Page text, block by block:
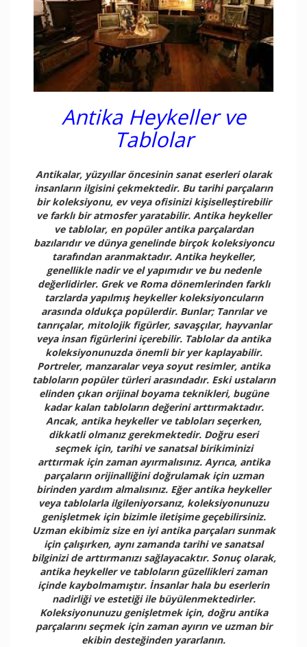
Antika Heykeller ve
Tablolar
Antikalar, yüzyıllar öncesinin sanat eserleri olarak
insanların ilgisini çekmektedir. Bu tarihi parçaların
bir koleksiyonu, ev veya ofisinizi kişiselleştirebilir
ve farklı bir atmosfer yaratabilir. Antika heykeller
ve tablolar, en popüler antika parçalardan
bazılarıdır ve dünya genelinde birçok koleksiyoncu
tarafından aranmaktadır. Antika heykeller,
genellikle nadir ve el yapımıdır ve bu nedenle
değerlidirler. Grek ve Roma dönemlerinden farklı
tarzlarda yapılmış heykeller koleksiyoncuların
arasında oldukça popülerdir. Bunlar; Tanrılar ve
tanrıçalar, mitolojik figürler, savaşçılar, hayvanlar
veya insan figürlerini içerebilir. Tablolar da antika
koleksiyonunuzda önemli bir yer kaplayabilir.
Portreler, manzaralar veya soyut resimler, antika
tabloların popüler türleri arasındadır. Eski ustaların
elinden çıkan orijinal boyama teknikleri, bugüne
kadar kalan tabloların değerini arttırmaktadır.
Ancak, antika heykeller ve tabloları seçerken,
dikkatli olmanız gerekmektedir. Doğru eseri
seçmek için, tarihi ve sanatsal birikiminizi
arttırmak için zaman ayırmalısınız. Ayrıca, antika
parçaların orijinalliğini doğrulamak için uzman
birinden yardım almalısınız. Eğer antika heykeller
veya tablolarla ilgileniyorsanız, koleksiyonunuzu
genişletmek için bizimle iletişime geçebilirsiniz.
Uzman ekibimiz size en iyi antika parçaları sunmak
için çalışırken, aynı zamanda tarihi ve sanatsal
bilginizi de arttırmanızı sağlayacaktır. Sonuç olarak,
antika heykeller ve tabloların güzellikleri zaman
içinde kaybolmamıştır. İnsanlar hala bu eserlerin
nadirliği ve estetiği ile büyülenmektedirler.
Koleksiyonunuzu genişletmek için, doğru antika
parçalarını seçmek için zaman ayırın ve uzman bir
ekibin desteğinden yararlanın.